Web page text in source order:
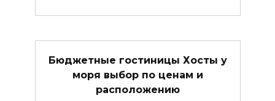
Бюджетные гостиницы Хосты у
моря выбор по ценам и
расположению